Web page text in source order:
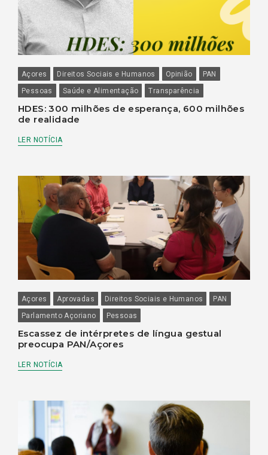
Açores Direitos Sociais e Humanos Opinião
PAN
Pessoas
Saúde e Alimentação Transparência
HDES: 300 milhões de esperança, 600 milhões
de realidade
LER NOTÍCIA
Açores Aprovadas Direitos Sociais e Humanos
PAN
Parlamento Açoriano
Pessoas
Escassez de intérpretes de língua gestual
preocupa PAN/Açores
LER NOTÍCIA